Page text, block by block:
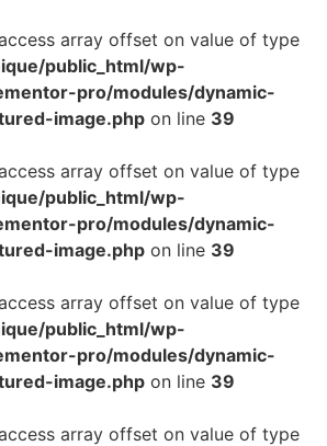
array offset on value of type
public_html/wp-
pro/modules/dynamic-
image.php on line 39
array offset on value of type
public_html/wp-
pro/modules/dynamic-
image.php on line 39
array offset on value of type
public_html/wp-
pro/modules/dynamic-
image.php on line 39
array offset on value of type